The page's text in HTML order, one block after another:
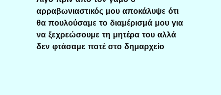
αρραβωνιαστικός μου αποκάλυψε ότι
θα πουλούσαμε το διαμέρισμά μου για
να ξεχρεώσουμε τη μητέρα του αλλά
δεν φτάσαμε ποτέ στο δημαρχείο